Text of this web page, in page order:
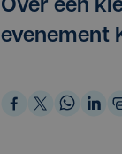
Over een
evenement